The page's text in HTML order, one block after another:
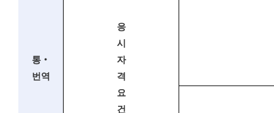
통‧
번역
응
시
자
격
요
건